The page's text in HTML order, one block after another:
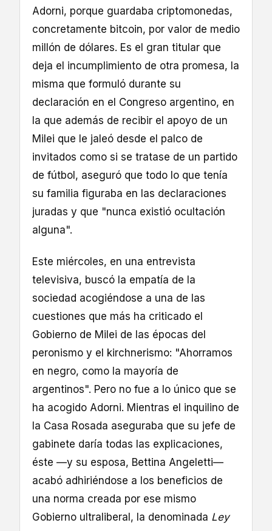
Adorni, porque guardaba criptomonedas,
concretamente bitcoin, por valor de medio
millón de dólares. Es el gran titular que
deja el incumplimiento de otra promesa, la
misma que formuló durante su
declaración en el Congreso argentino, en
la que además de recibir el apoyo de un
Milei que le jaleó desde el palco de
invitados como si se tratase de un partido
de fútbol, aseguró que todo lo que tenía
su familia figuraba en las declaraciones
juradas y que "nunca existió ocultación
alguna".
Este miércoles, en una entrevista
televisiva, buscó la empatía de la
sociedad acogiéndose a una de las
cuestiones que más ha criticado el
Gobierno de Milei de las épocas del
peronismo y el kirchnerismo: "Ahorramos
en negro, como la mayoría de
argentinos". Pero no fue a lo único que se
ha acogido Adorni. Mientras el inquilino de
la Casa Rosada aseguraba que su jefe de
gabinete daría todas las explicaciones,
éste —y su esposa, Bettina Angeletti—
acabó adhiriéndose a los beneficios de
una norma creada por ese mismo
Gobierno ultraliberal, la denominada Ley